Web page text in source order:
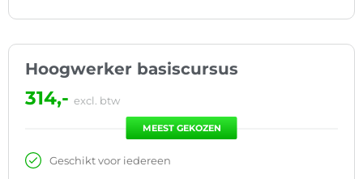
Hoogwerker basiscursus
314,- excl. btw
MEEST GEKOZEN
Geschikt voor iedereen